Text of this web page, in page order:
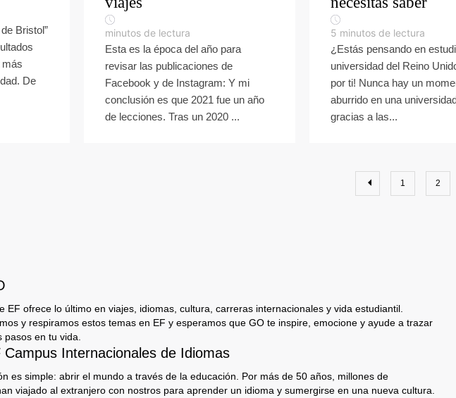
Bristol”
más
De
minutos de lectura
Esta es la época del año para
revisar las publicaciones de
Facebook y de Instagram: Y mi
conclusión es que 2021 fue un año
de lecciones. Tras un 2020 ...
5 minutos de lectura
¿Estás pensando en
universidad del Reino
por ti! Nunca hay un
aburrido en una
gracias a las...
1 2
EF ofrece lo último en viajes, idiomas, cultura, carreras internacionales y vida estudiantil.
y respiramos estos temas en EF y esperamos que GO te inspire, emocione y ayude a trazar
pasos en tu vida.
Campus Internacionales de Idiomas
es simple: abrir el mundo a través de la educación. Por más de 50 años, millones de
viajado al extranjero con nostros para aprender un idioma y sumergirse en una nueva cultura.